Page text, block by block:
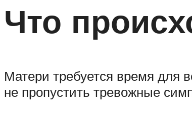
Что
Матери требуется время для
не пропустить тревожные